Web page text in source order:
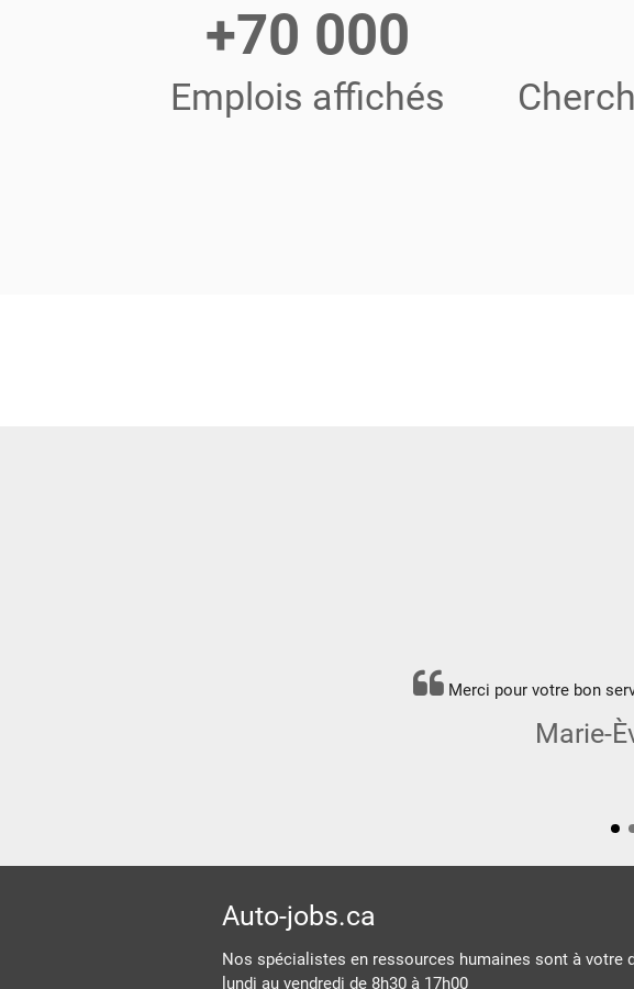
+70 000
Emplois affichés
Merci pour votre bon
Marie-
Auto-jobs.ca
Nos spécialistes en ressources humaines sont à votre
lundi au vendredi de 8h30 à 17h00